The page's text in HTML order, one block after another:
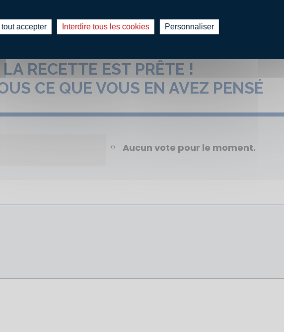
LA RECETTE EST PRÊTE !
CE QUE VOUS EN AVEZ PENSÉ
0 Aucun vote pour le moment.
tout accepter Interdire tous les cookies Personnaliser